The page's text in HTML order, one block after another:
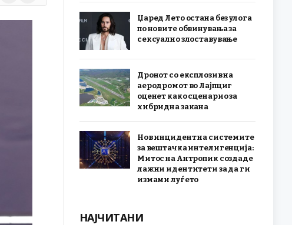
Џаред Лето остана без улога
по новите обвинувања за
сексуално злоставување
Дронот со експлозив на
аеродромот во Лајпциг
оценет како сценарио за
хибридна закана
Нов инцидент на системите
за вештачка интелигенција:
Митос на Антропик создаде
лажни идентитети за да ги
измами луѓето
НАЈЧИТАНИ